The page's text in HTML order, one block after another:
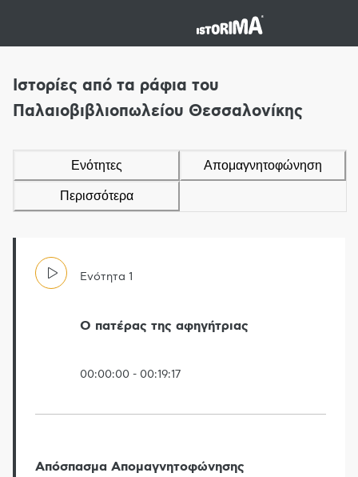
Ιστορίες από τα ράφια του
Παλαιοβιβλιοπωλείου Θεσσαλονίκης
Ενότητες Απομαγνητοφώνηση
Περισσότερα
Ενότητα 1
Ο πατέρας της αφηγήτριας
00:00:00 - 00:19:17
Απόσπασμα Απομαγνητοφώνησης